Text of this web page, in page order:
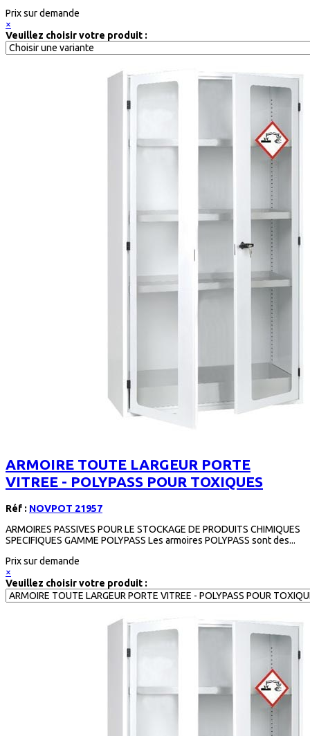
Prix sur demande
×
Veuillez choisir votre produit :
ARMOIRE TOUTE LARGEUR PORTE
VITREE - POLYPASS POUR TOXIQUES
Réf : NOVPOT 21957
ARMOIRES PASSIVES POUR LE STOCKAGE DE PRODUITS CHIMIQUES
SPECIFIQUES GAMME POLYPASS Les armoires POLYPASS sont des...
Prix sur demande
×
Veuillez choisir votre produit :